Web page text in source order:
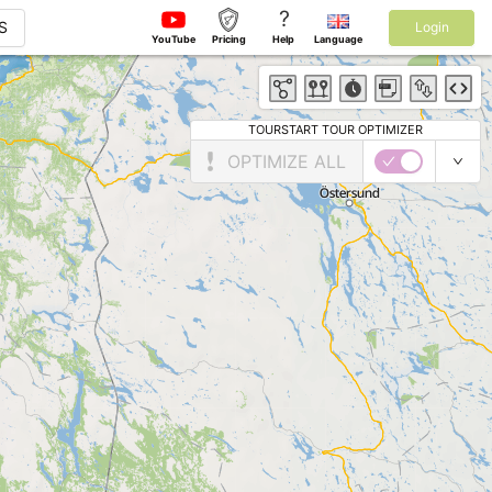
YouTube Pricing
?
Help Language
Login
TOURSTART TOUR OPTIMIZER
OPTIMIZE ALL